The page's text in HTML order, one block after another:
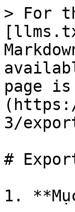
> For
page
3/
#
1.